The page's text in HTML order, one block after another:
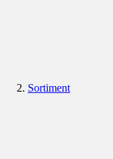
Sortiment